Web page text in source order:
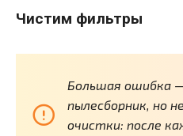
Чистим фильтры
Большая ошибка
пылесборник, но
очистки: после